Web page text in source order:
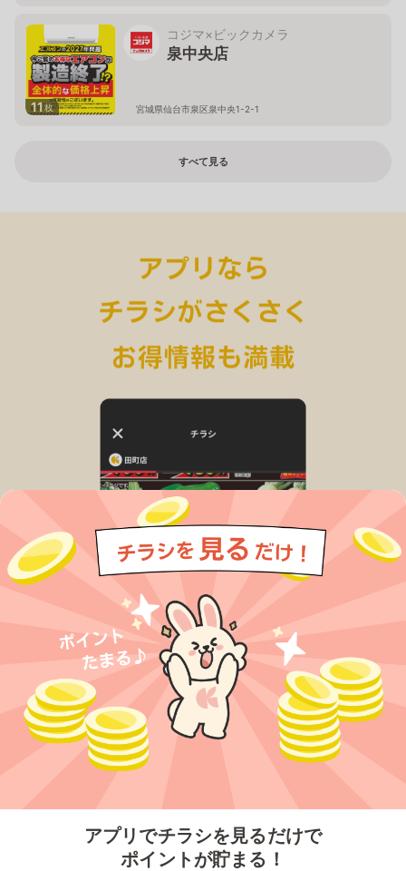
アプリでチラシを見るだけで
ポイントが貯まる！
11枚
コジマ×ビックカメラ
泉中央店
宮城県仙台市泉区泉中央1-2-1
すべて見る